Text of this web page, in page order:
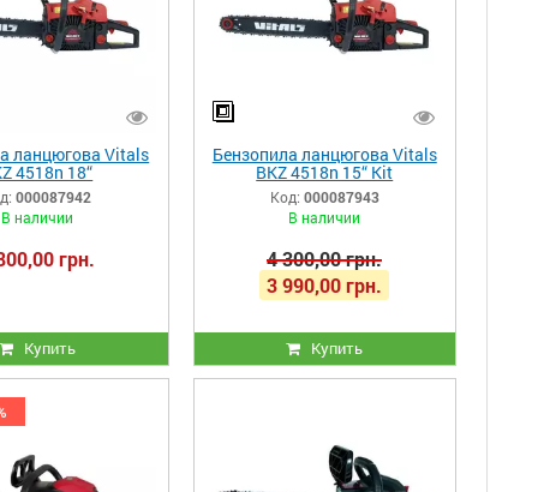
ланцюгова Vitals
4518n 18“
000087942
В наличии
грн.
Купить
Бензопила ланцюгова Vitals
BKZ 4518n 15“ Kit
Код: 000087943
В наличии
4 300,00 грн.
3 990,00 грн.
Купить